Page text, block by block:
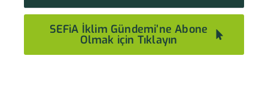
SEFiA İklim Gündemi’ne Abone
Olmak için Tıklayın